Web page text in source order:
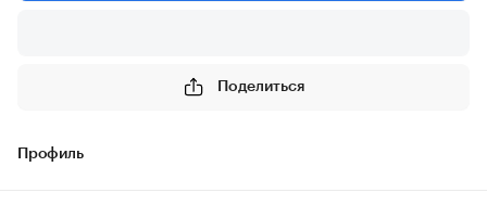
Поделиться
Профиль